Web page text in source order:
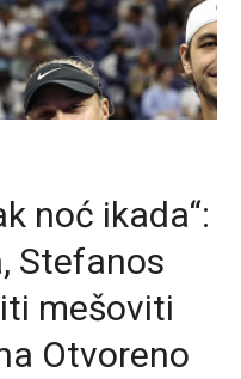
noć ikada“:
Stefanos
mešoviti
Otvoreno